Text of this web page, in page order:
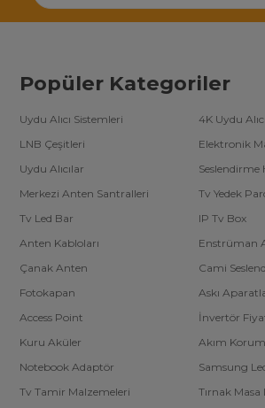
Popüler Kategoriler
Uydu Alıcı Sistemleri
4K Uydu
LNB Çeşitleri
Elektronik
Uydu Alıcılar
Seslendirme
Merkezi Anten Santralleri
Tv Yedek
Tv Led Bar
IP Tv Box
Anten Kabloları
Enstrüman
Çanak Anten
Cami
Fotokapan
Askı
Access Point
İnvertör
Kuru Aküler
Akım
Notebook Adaptör
Samsung
Tv Tamir Malzemeleri
Tırnak Masa